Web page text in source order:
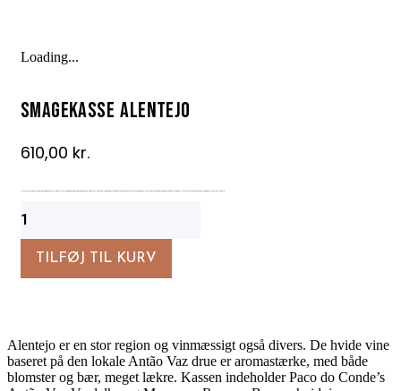
Loading...
Smagekasse Alentejo
610,00 kr.
Alentejo
antal
TILFØJ TIL KURV
Alentejo er en stor region og vinmæssigt også divers. De hvide vine
baseret på den lokale Antão Vaz drue er aromastærke, med både
blomster og bær, meget lækre. Kassen indeholder Paco do Conde’s